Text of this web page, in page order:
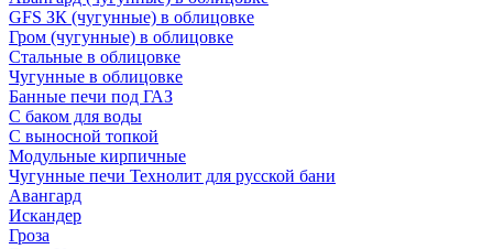
GFS ЗК (чугунные) в облицовке
Гром (чугунные) в облицовке
Стальные в облицовке
Чугунные в облицовке
Банные печи под ГАЗ
С баком для воды
С выносной топкой
Модульные кирпичные
Чугунные печи Технолит для русской бани
Авангард
Искандер
Гроза